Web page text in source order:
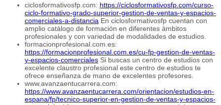
ciclosformativosfp.com: https://ciclosformativosfp.com/curso-
ciclo-formativo-grado-superior-gestion-de-ventas-y-espacios-
comerciales-a-distancia En ciclosformativosfp cuentan con
amplio catálogo de formación en diferentes ámbitos
profesionales y con variedad de modalidades de estudios.
formacionprofesional.com.es:
https://formacionprofesional.com.es/cu-fp-gestion-de-ventas-
y-espacios-comerciales Si buscas un centro de estudios con
excelente claustro profesional este centro de estudios te
ofrece enseñanza de mano de excelentes profesores.
www.avanzaentucarrera.com:
https://www.avanzaentucarrera.com/orientacion/estudios-en-
espana/fp/tecnico-superior-en-gestion-de-ventas-y-espacios-